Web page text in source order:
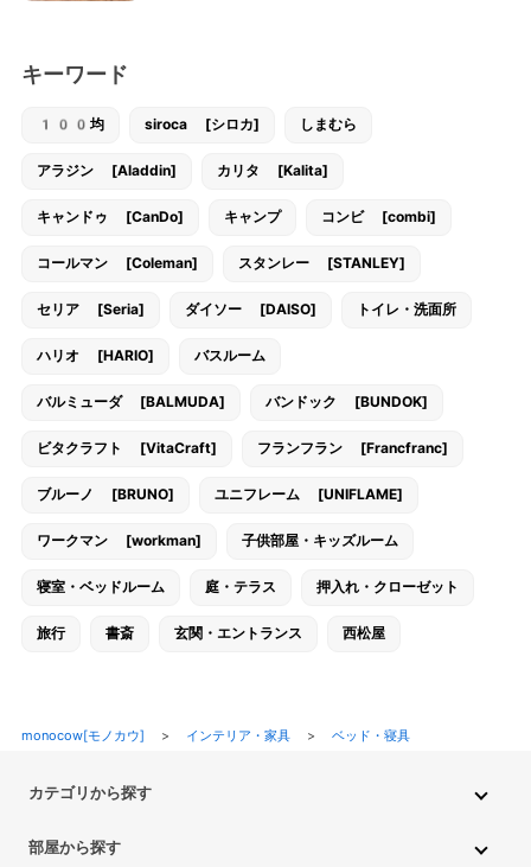
キーワード
100均 siroca [シロカ] しまむら
アラジン [Aladdin] カリタ [Kalita]
キャンドゥ [CanDo] キャンプ コンビ [combi]
コールマン [Coleman] スタンレー [STANLEY]
セリア [Seria] ダイソー [DAISO] トイレ・洗面所
ハリオ [HARIO] バスルーム
バルミューダ [BALMUDA] バンドック [BUNDOK]
ビタクラフト [VitaCraft] フランフラン [Francfranc]
ブルーノ [BRUNO] ユニフレーム [UNIFLAME]
ワークマン [workman] 子供部屋・キッズルーム
寝室・ベッドルーム 庭・テラス 押入れ・クローゼット
旅行 書斎 玄関・エントランス 西松屋
monocow[モノカウ] > インテリア・家具> ベッド・寝具
カテゴリから探す
部屋から探す